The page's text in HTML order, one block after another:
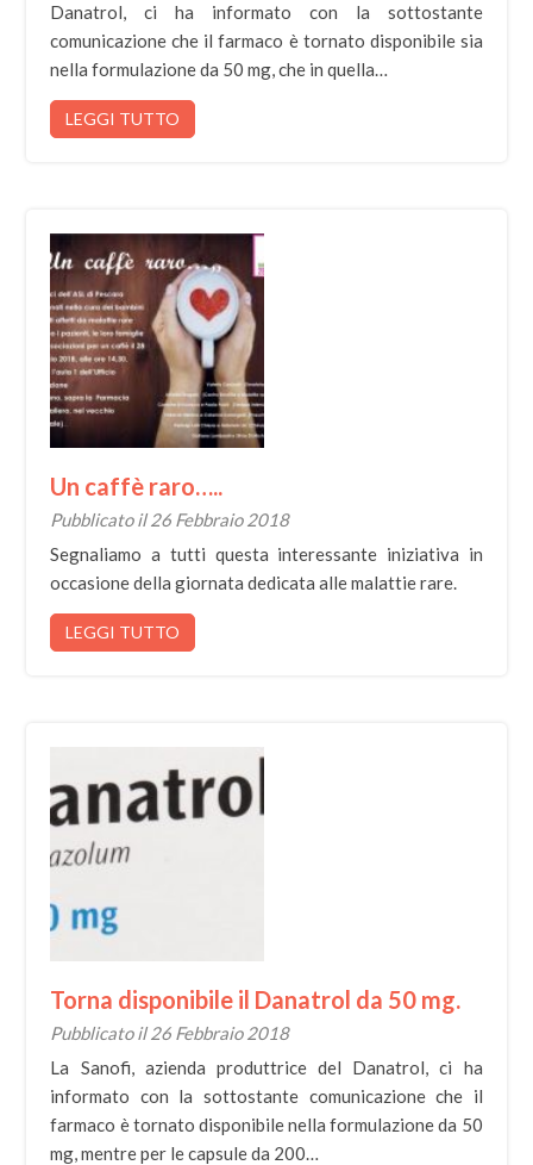
Danatrol, ci ha informato con la sottostante
comunicazione che il farmaco è tornato disponibile sia
nella formulazione da 50 mg, che in quella…
LEGGI TUTTO
Un caffè raro…..
Pubblicato il 26 Febbraio 2018
Segnaliamo a tutti questa interessante iniziativa in
occasione della giornata dedicata alle malattie rare.
LEGGI TUTTO
Torna disponibile il Danatrol da 50 mg.
Pubblicato il 26 Febbraio 2018
La Sanofi, azienda produttrice del Danatrol, ci ha
informato con la sottostante comunicazione che il
farmaco è tornato disponibile nella formulazione da 50
mg, mentre per le capsule da 200…